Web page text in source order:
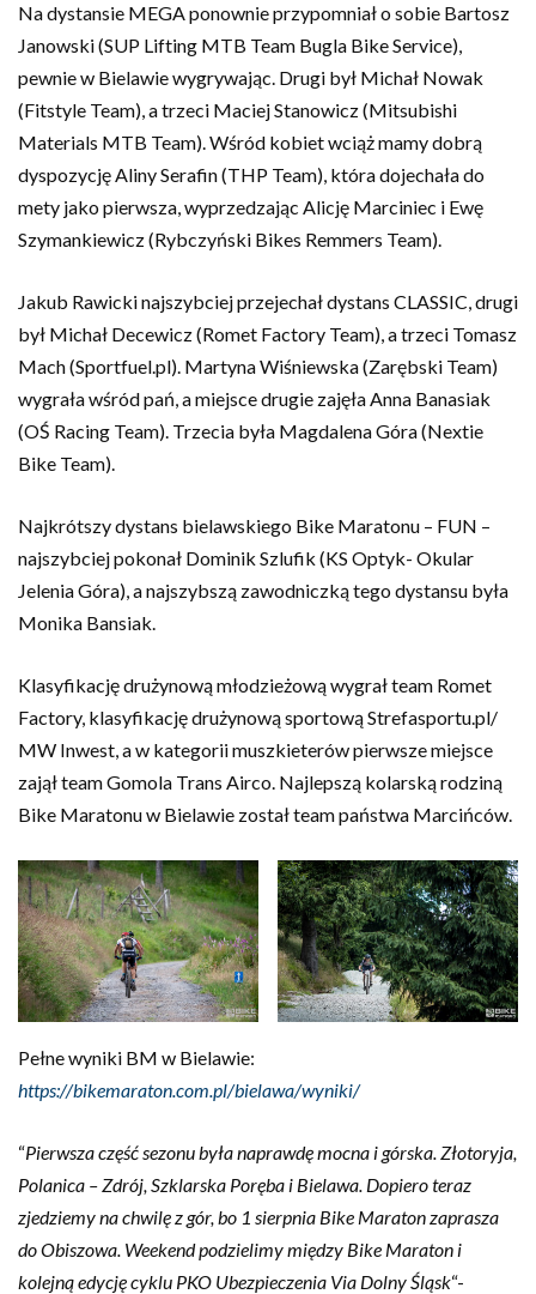
Na dystansie MEGA ponownie przypomniał o sobie Bartosz
Janowski (SUP Lifting MTB Team Bugla Bike Service),
pewnie w Bielawie wygrywając. Drugi był Michał Nowak
(Fitstyle Team), a trzeci Maciej Stanowicz (Mitsubishi
Materials MTB Team). Wśród kobiet wciąż mamy dobrą
dyspozycję Aliny Serafin (THP Team), która dojechała do
mety jako pierwsza, wyprzedzając Alicję Marciniec i Ewę
Szymankiewicz (Rybczyński Bikes Remmers Team).
Jakub Rawicki najszybciej przejechał dystans CLASSIC, drugi
był Michał Decewicz (Romet Factory Team), a trzeci Tomasz
Mach (Sportfuel.pl). Martyna Wiśniewska (Zarębski Team)
wygrała wśród pań, a miejsce drugie zajęła Anna Banasiak
(OŚ Racing Team). Trzecia była Magdalena Góra (Nextie
Bike Team).
Najkrótszy dystans bielawskiego Bike Maratonu – FUN –
najszybciej pokonał Dominik Szlufik (KS Optyk- Okular
Jelenia Góra), a najszybszą zawodniczką tego dystansu była
Monika Bansiak.
Klasyfikację drużynową młodzieżową wygrał team Romet
Factory, klasyfikację drużynową sportową Strefasportu.pl/
MW Inwest, a w kategorii muszkieterów pierwsze miejsce
zajął team Gomola Trans Airco. Najlepszą kolarską rodziną
Bike Maratonu w Bielawie został team państwa Marcińców.
Pełne wyniki BM w Bielawie:
https://bikemaraton.com.pl/bielawa/wyniki/
“Pierwsza część sezonu była naprawdę mocna i górska. Złotoryja,
Polanica – Zdrój, Szklarska Poręba i Bielawa. Dopiero teraz
zjedziemy na chwilę z gór, bo 1 sierpnia Bike Maraton zaprasza
do Obiszowa. Weekend podzielimy między Bike Maraton i
kolejną edycję cyklu PKO Ubezpieczenia Via Dolny Śląsk“-